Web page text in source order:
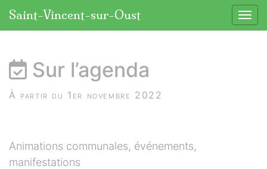
Saint-Vincent-sur-Oust
Sur l’agenda
À partir du 1er novembre 2022
Animations communales, événements,
manifestations
Panneau de gestion des cookies